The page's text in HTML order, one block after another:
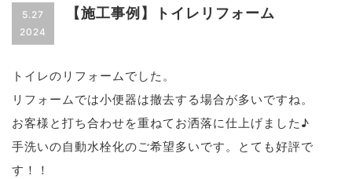
5.27
2024
【施工事例】トイレリフォーム
トイレのリフォームでした。
リフォームでは小便器は撤去する場合が多いですね。
お客様と打ち合わせを重ねてお洒落に仕上げました♪
手洗いの自動水栓化のご希望多いです。とても好評で
す！！